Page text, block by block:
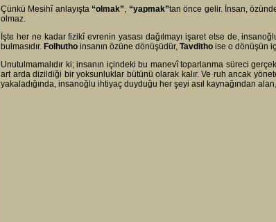
Çünkü Mesihî anlayışta “olmak”, “yapmak”tan önce gelir. İnsan,
olmaz.
İşte her ne kadar fizikî evrenin yasası dağılmayı işaret etse de,
bulmasıdır. Folhutho insanın özüne dönüşüdür, Tavditho ise o dönüşün
Unutulmamalıdır ki; insanın içindeki bu manevî toparlanma süreci
art arda dizildiği bir yoksunluklar bütünü olarak kalır. Ve ruh ancak
yakaladığında, insanoğlu ihtiyaç duyduğu her şeyi asıl kaynağından